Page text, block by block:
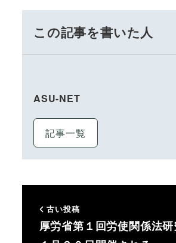
この記事を書いた人
ASU-NET
記事一覧
古い投稿
厚労省第１回労使関係法研